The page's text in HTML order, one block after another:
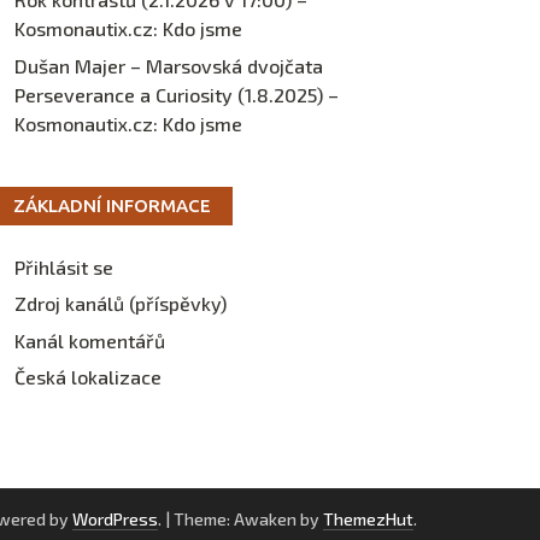
Kosmonautix.cz: Kdo jsme
Dušan Majer – Marsovská dvojčata
Perseverance a Curiosity (1.8.2025) –
Kosmonautix.cz: Kdo jsme
ZÁKLADNÍ INFORMACE
Přihlásit se
Zdroj kanálů (příspěvky)
Kanál komentářů
Česká lokalizace
by WordPress. | Theme: Awaken by ThemezHut.